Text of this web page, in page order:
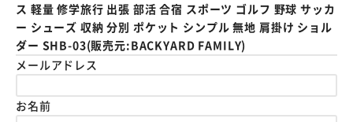
ス 軽量 修学旅行 出張 部活 合宿 スポーツ ゴルフ 野球 サッカ
ー シューズ 収納 分別 ポケット シンプル 無地 肩掛け ショル
ダー SHB-03(販売元:BACKYARD FAMILY)
メールアドレス
お名前